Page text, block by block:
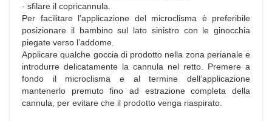
- sfilare il copricannula.
Per facilitare l’applicazione del microclisma è preferibile
posizionare il bambino sul lato sinistro con le ginocchia
piegate verso l’addome.
Applicare qualche goccia di prodotto nella zona perianale e
introdurre delicatamente la cannula nel retto. Premere a
fondo il microclisma e al termine dell’applicazione
mantenerlo premuto fino ad estrazione completa della
cannula, per evitare che il prodotto venga riaspirato.